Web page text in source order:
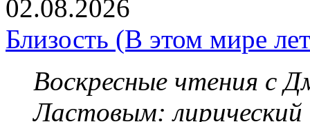
02.08.2026
Близость (В этом мире
Воскресные чтения с
Ластовым: